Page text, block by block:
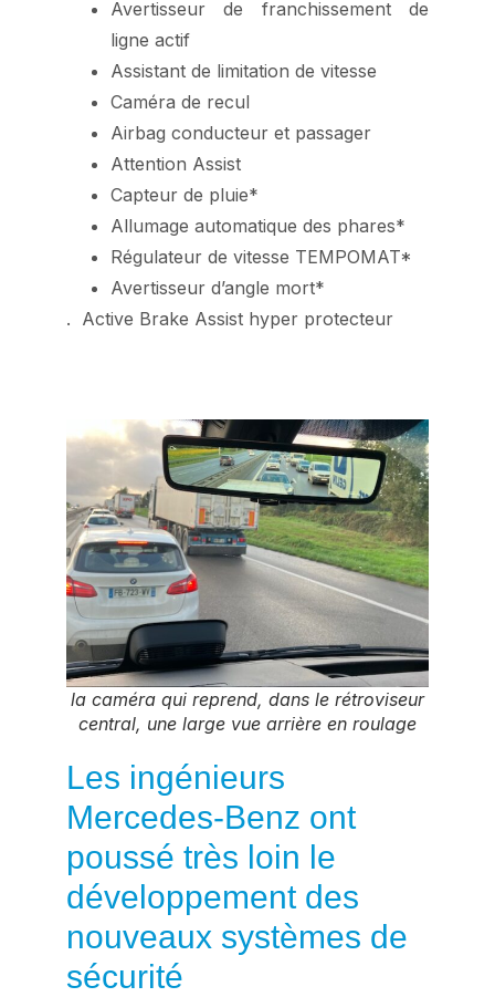
Avertisseur de franchissement de
ligne actif
Assistant de limitation de vitesse
Caméra de recul
Airbag conducteur et passager
Attention Assist
Capteur de pluie*
Allumage automatique des phares*
Régulateur de vitesse TEMPOMAT*
Avertisseur d’angle mort*
. Active Brake Assist hyper protecteur
la caméra qui reprend, dans le rétroviseur
central, une large vue arrière en roulage
Les ingénieurs
Mercedes-Benz ont
poussé très loin le
développement des
nouveaux systèmes de
sécurité